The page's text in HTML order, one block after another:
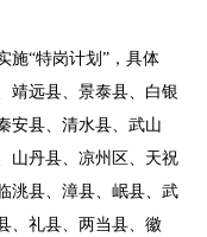
施“特岗计划”，具体
靖远县、景泰县、白银
安县、清水县、武山
山丹县、凉州区、天祝
洮县、漳县、岷县、武
、礼县、两当县、徽